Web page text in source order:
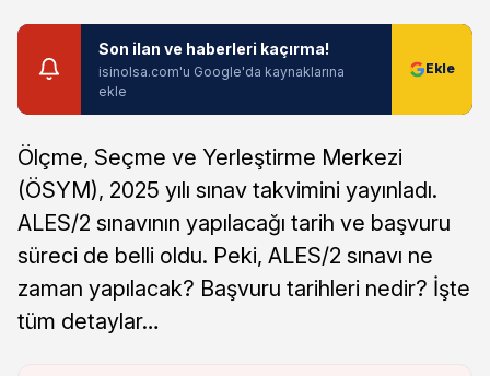
Son ilan ve haberleri kaçırma!
isinolsa.com'u Google'da kaynaklarına
ekle
Ölçme, Seçme ve Yerleştirme Merkezi
(ÖSYM), 2025 yılı sınav takvimini yayınladı.
ALES/2 sınavının yapılacağı tarih ve başvuru
süreci de belli oldu. Peki, ALES/2 sınavı ne
zaman yapılacak? Başvuru tarihleri nedir? İşte
tüm detaylar…